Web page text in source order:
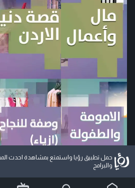
حمل تطبيق رؤيا واستمتع بمشاهدة احدث
والبرامج